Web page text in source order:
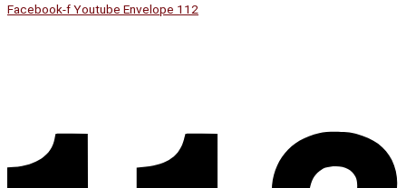
Facebook-fYoutube Envelope 112